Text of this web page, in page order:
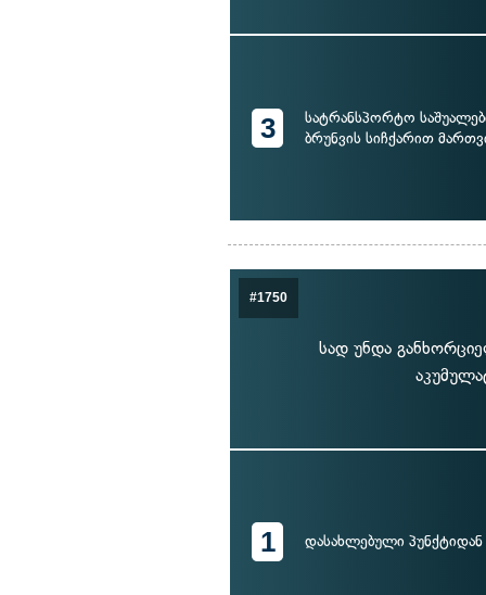
3
სატრანსპორტო
ბრუნვის სიჩქარით
#1750
სად უნდა
1 დასახლებული